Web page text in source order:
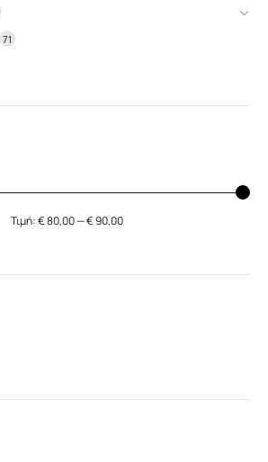
71
Τιμή:€ 80,00—€ 90,00